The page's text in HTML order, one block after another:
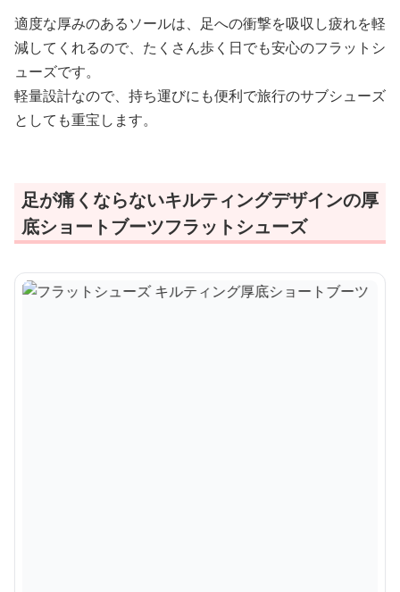
適度な厚みのあるソールは、足への衝撃を吸収し疲れを軽
減してくれるので、たくさん歩く日でも安心のフラットシ
ューズです。
軽量設計なので、持ち運びにも便利で旅行のサブシューズ
としても重宝します。
足が痛くならないキルティングデザインの厚
底ショートブーツフラットシューズ